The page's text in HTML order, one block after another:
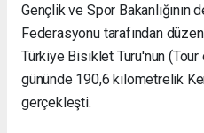
Gençlik ve Spor
Federasyonu tarafından
Türkiye Bisiklet Turu'nun
gününde 190,6 kilometrelik
gerçekleşti.